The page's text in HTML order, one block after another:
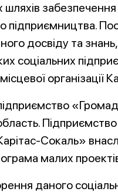
шляхів
підприємництва.
досвіду та
соціальних
організації
Сокаль»
малих
даного